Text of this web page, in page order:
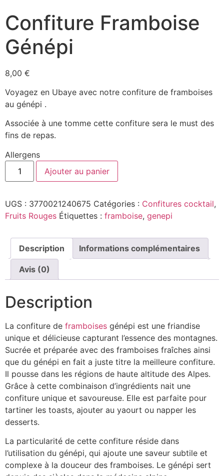
Confiture Framboise
Génépi
8,00 €
Voyagez en Ubaye avec notre confiture de framboises
au génépi .
Associée à une tomme cette confiture sera le must des
fins de repas.
Allergens
Ajouter au panier
UGS : 3770021240675 Catégories : Confitures cocktail,
Fruits Rouges Étiquettes : framboise, genepi
Description Informations complémentaires
Avis (0)
Description
La confiture de framboises génépi est une friandise
unique et délicieuse capturant l’essence des montagnes.
Sucrée et préparée avec des framboises fraîches ainsi
que du génépi en fait a juste titre la meilleure confiture.
Il pousse dans les régions de haute altitude des Alpes.
Grâce à cette combinaison d’ingrédients nait une
confiture unique et savoureuse. Elle est parfaite pour
tartiner les toasts, ajouter au yaourt ou napper les
desserts.
La particularité de cette confiture réside dans
l’utilisation du génépi, qui ajoute une saveur subtile et
complexe à la douceur des framboises. Le génépi sert